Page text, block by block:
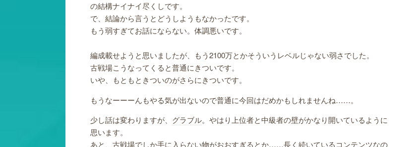
の結構ナイナイ尽くしです。
で、結論から言うとどうしようもなかったです。
もう弱すぎてお話にならない。体調悪いです。
編成載せようと思いましたが、もう2100万とかそういうレベルじゃない弱さでした。
古戦場こうなってくると普通にきついです。
いや、もともときついのがさらにきついです。
もうなーーーんもやる気が出ないので普通に今回はだめかもしれませんね……。
少し話は変わりますが、 グラブル。やはり上位者と中級者の壁がかなり開いているように
思います。
あと、古戦場でしか手に入らない物がおおすぎるとか……長く続いているコンテンツなの